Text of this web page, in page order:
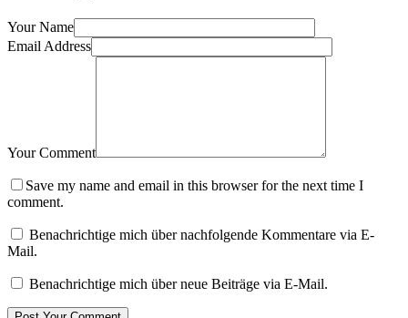
Your Name
Email Address
Your Comment
Save my name and email in this browser for the next time I
comment.
Benachrichtige mich über nachfolgende Kommentare via E-
Mail.
Benachrichtige mich über neue Beiträge via E-Mail.